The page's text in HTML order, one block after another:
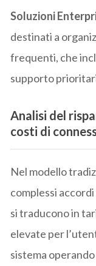
Soluzioni
destinati a
frequenti, che
supporto
Analisi del
costi di
Nel modello
complessi
si traducono in
elevate per
sistema